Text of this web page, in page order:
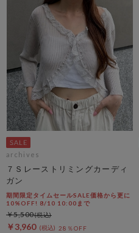
archives
７Ｓレーストリミングカーディ
ガン
期間限定タイムセールSALE価格から更に
10%OFF! 8/10 10:00まで
￥3,960 28％OFF
￥5,500